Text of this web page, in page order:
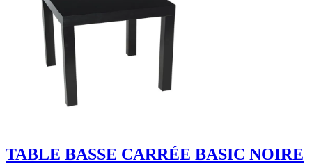
TABLE BASSE CARRÉE BASIC NOIRE